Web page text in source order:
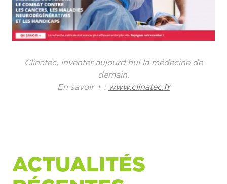
Clinatec, inventer aujourd’hui la médecine de
demain.
En savoir + : www.clinatec.fr
ACTUALITÉS